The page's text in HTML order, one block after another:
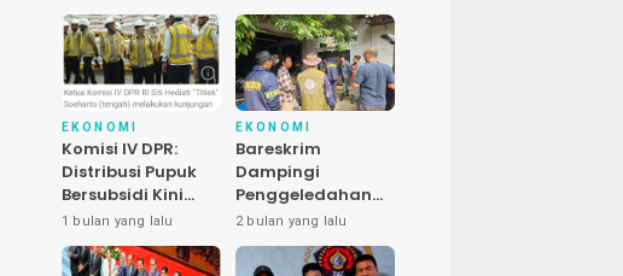
EKONOMI
Komisi IV DPR:
Distribusi Pupuk
Bersubsidi Kini
Lebih Cepat, 145
Aturan Dipangkas
1 bulan yang lalu
EKONOMI
Bareskrim
Dampingi
Penggeledahan
Kasus Satwa
Dilindungi di
Bekasi
2 bulan yang lalu